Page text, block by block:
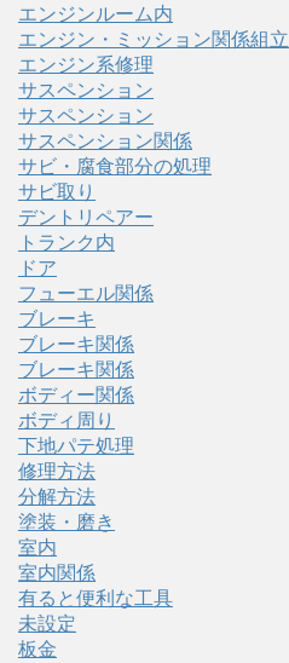
エンジンルーム内
エンジン・ミッション関係組立
エンジン系修理
サスペンション
サスペンション
サスペンション関係
サビ・腐食部分の処理
サビ取り
デントリペアー
トランク内
ドア
フューエル関係
ブレーキ
ブレーキ関係
ブレーキ関係
ボディー関係
ボディ周り
下地パテ処理
修理方法
分解方法
塗装・磨き
室内
室内関係
有ると便利な工具
未設定
板金